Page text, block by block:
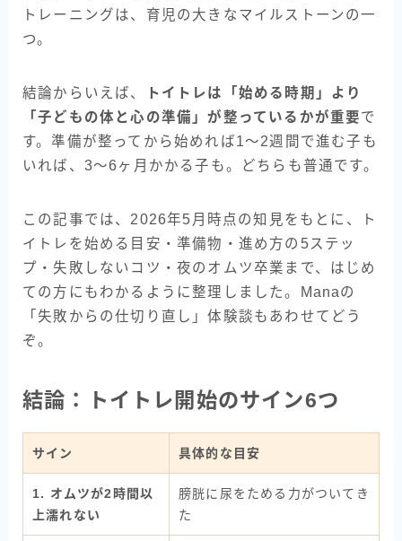
トレーニングは、育児の大きなマイルストーンの一
つ。
結論からいえば、
トイトレは「始める時期」より
「子どもの体と心の準備」が整っているかが重要で
す。準備が整ってから始めれば1〜2週間で進む子も
いれば、3〜6ヶ月かかる子も。どちらも普通です。
この記事では、2026年5月時点の知見をもとに、ト
イトレを始める目安・準備物・進め方の5ステッ
プ・失敗しないコツ・夜のオムツ卒業まで、はじめ
ての方にもわかるように整理しました。Manaの
「失敗からの仕切り直し」体験談もあわせてどう
ぞ。
結論：トイトレ開始のサイン6つ
サイン 具体的な目安
1. オムツが2時間以
上濡れない
膀胱に尿をためる力がついてき
た